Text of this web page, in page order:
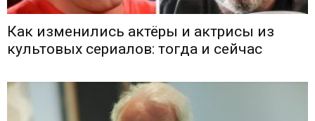
Как изменились актёры и актрисы из
культовых сериалов: тогда и сейчас